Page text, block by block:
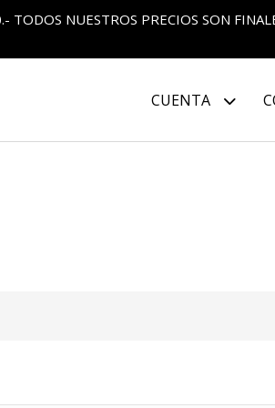
NUESTROS PRECIOS SON
CUENTA